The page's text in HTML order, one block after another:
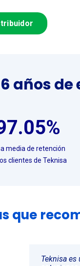
años
media de retención
clientes de Teknisa
que
Teknisa
Para
Con un